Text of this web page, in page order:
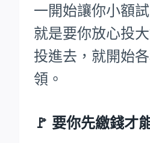
一開始讓你小額
就是要你放心投
投進去，就開始
領。
🚩 要你先繳錢才